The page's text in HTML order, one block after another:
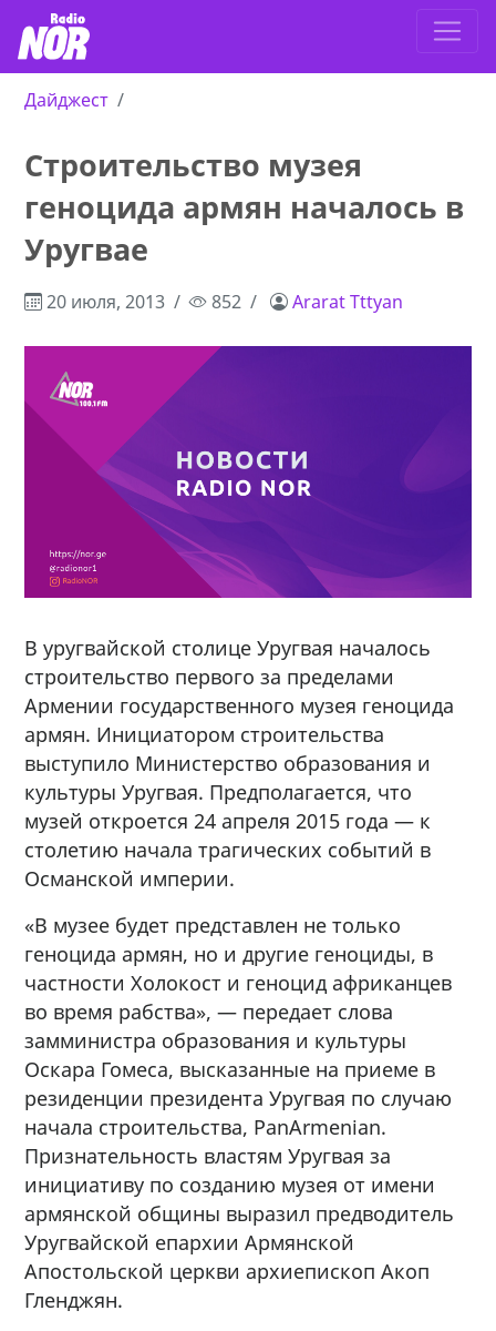
Дайджест
Строительство музея
геноцида армян началось в
Уругвае
20 июля, 2013 852 Ararat Tttyan
В уругвайской столице Уругвая началось
строительство первого за пределами
Армении государственного музея геноцида
армян. Инициатором строительства
выступило Министерство образования и
культуры Уругвая. Предполагается, что
музей откроется 24 апреля 2015 года — к
столетию начала трагических событий в
Османской империи.
«В музее будет представлен не только
геноцида армян, но и другие геноциды, в
частности Холокост и геноцид африканцев
во время рабства», — передает слова
замминистра образования и культуры
Оскара Гомеса, высказанные на приеме в
резиденции президента Уругвая по случаю
начала строительства, PanАrmenian.
Признательность властям Уругвая за
инициативу по созданию музея от имени
армянской общины выразил предводитель
Уругвайской епархии Армянской
Апостольской церкви архиепископ Акоп
Гленджян.